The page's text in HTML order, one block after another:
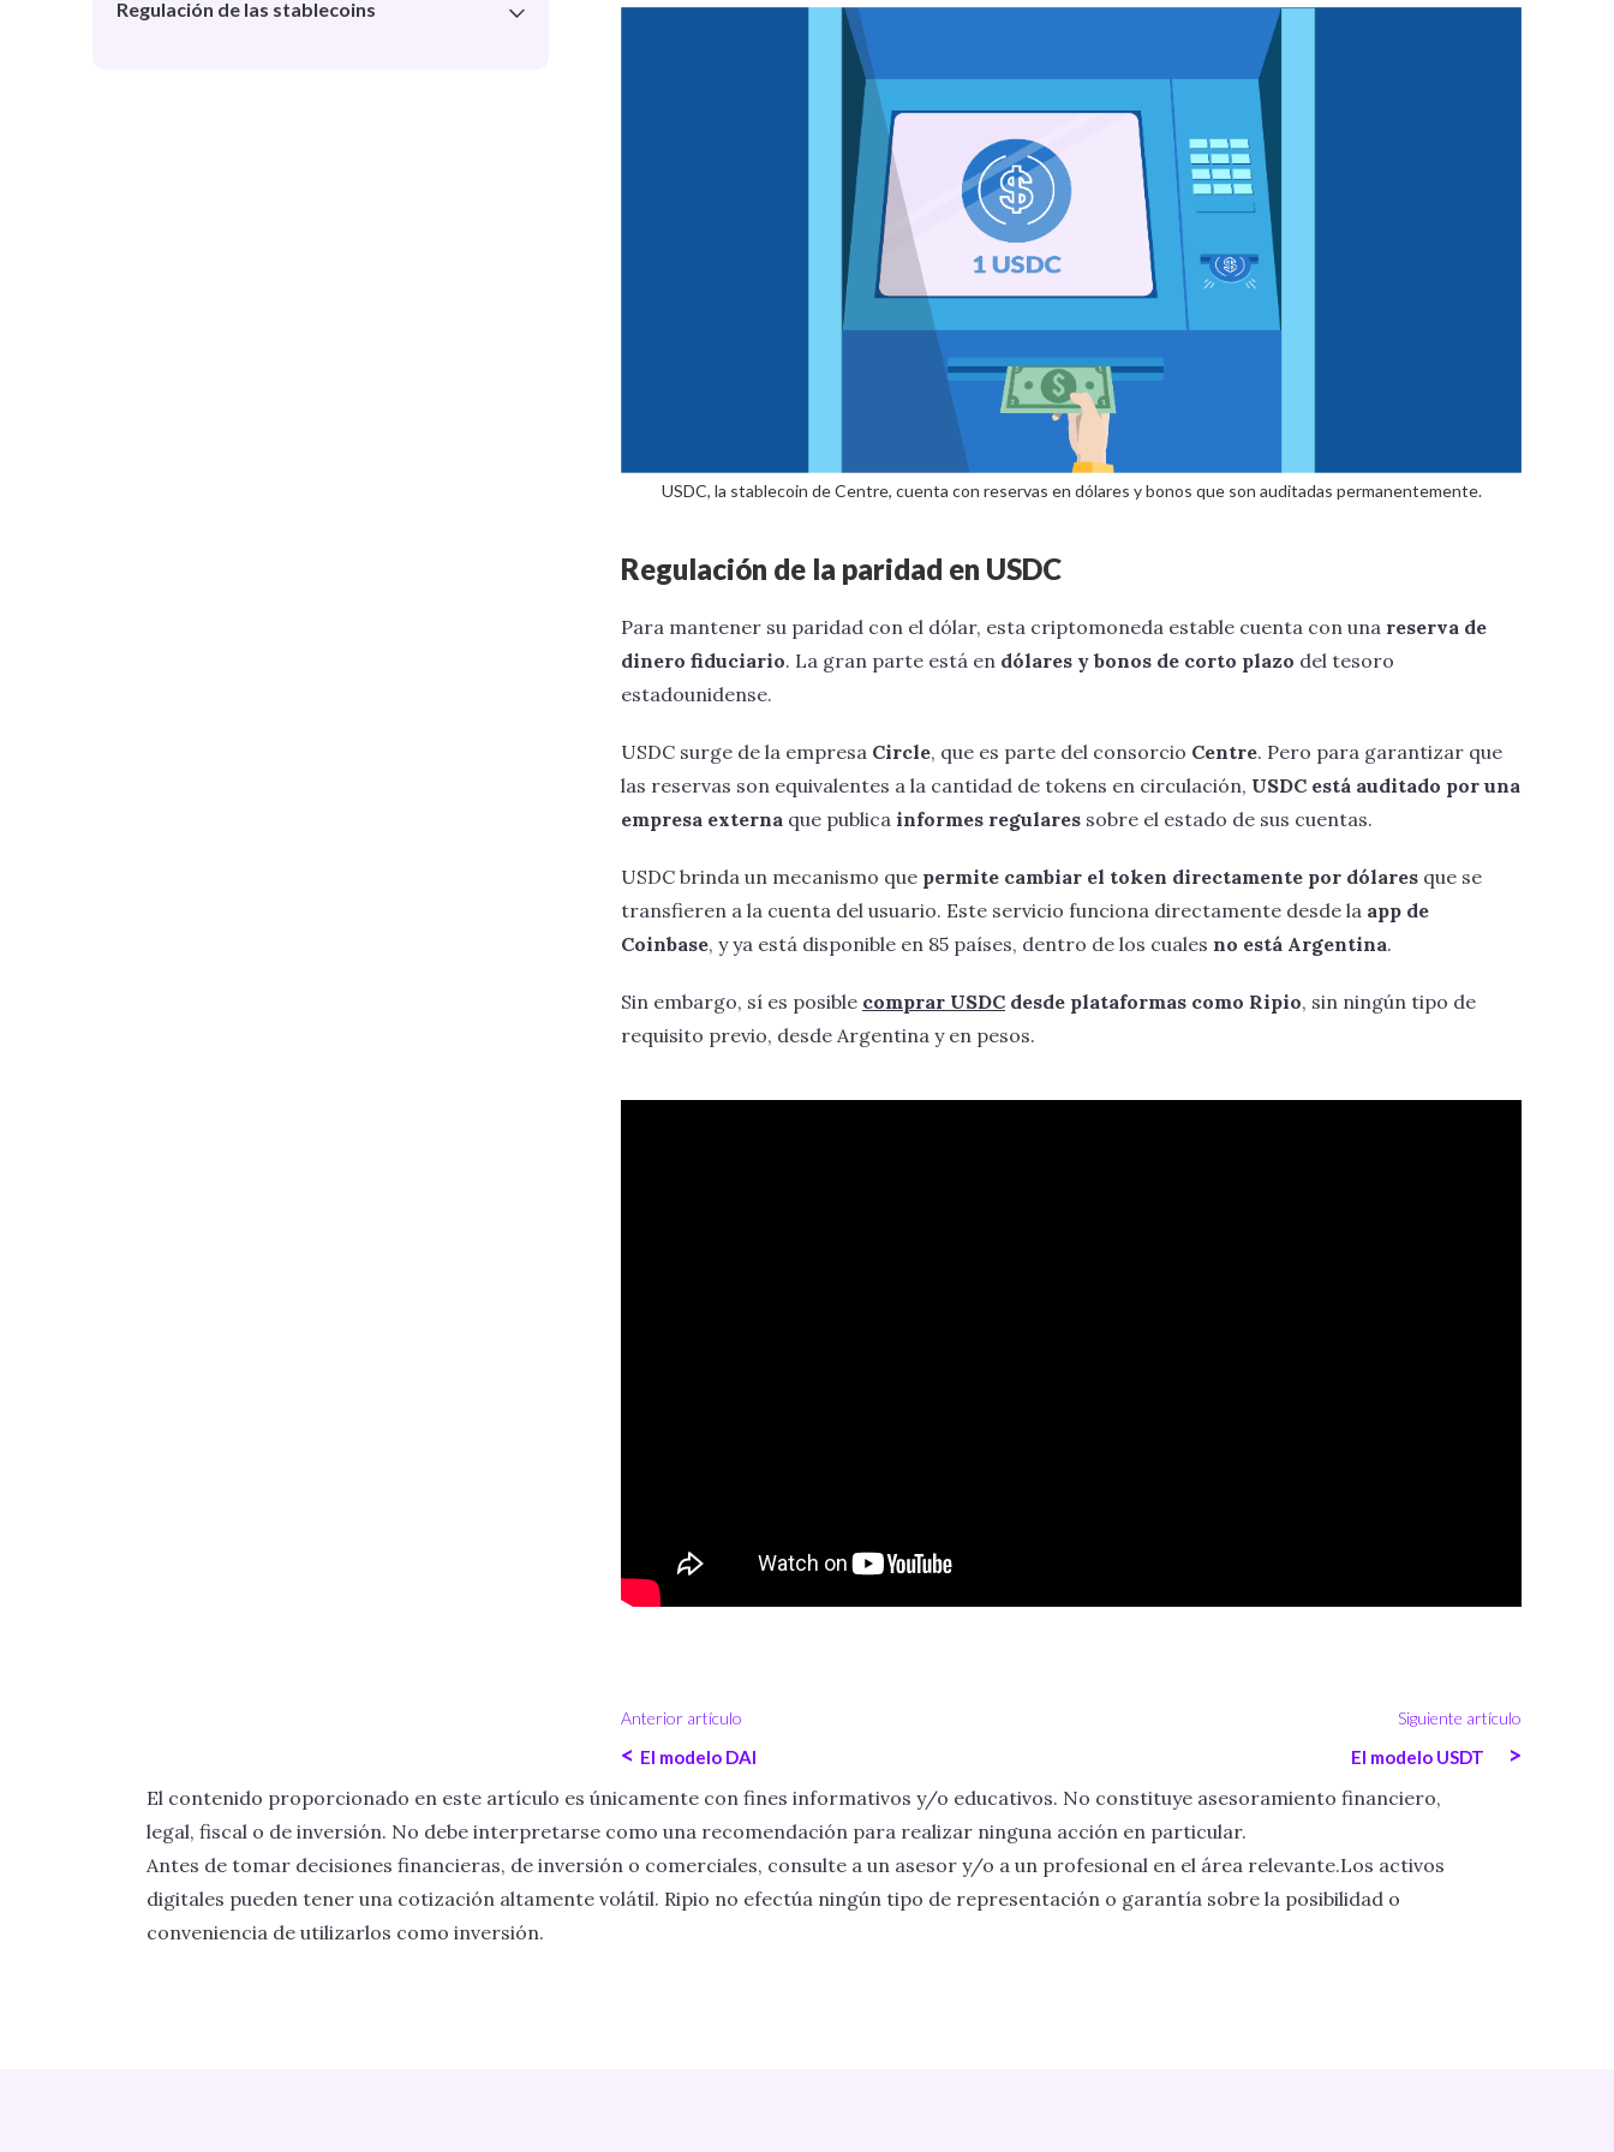
Regulación de las stablecoins
USDC, la stablecoin de Centre, cuenta con reservas en dólares y bonos que son auditadas permanentemente.
Regulación de la paridad en USDC
Para mantener su paridad con el dólar, esta criptomoneda estable cuenta con una reserva de
dinero fiduciario. La gran parte está en dólares y bonos de corto plazo del tesoro
estadounidense.
USDC surge de la empresa Circle, que es parte del consorcio Centre. Pero para garantizar que
las reservas son equivalentes a la cantidad de tokens en circulación, USDC está auditado por una
empresa externa que publica informes regulares sobre el estado de sus cuentas.
USDC brinda un mecanismo que permite cambiar el token directamente por dólares que se
transfieren a la cuenta del usuario. Este servicio funciona directamente desde la app de
Coinbase, y ya está disponible en 85 países, dentro de los cuales no está Argentina.
Sin embargo, sí es posible comprar USDC desde plataformas como Ripio, sin ningún tipo de
requisito previo, desde Argentina y en pesos.
Anterior artículo
< El modelo DAI
Siguiente artículo
El modelo USDT >
El contenido proporcionado en este artículo es únicamente con fines informativos y/o educativos. No constituye asesoramiento financiero,
legal, fiscal o de inversión. No debe interpretarse como una recomendación para realizar ninguna acción en particular.
Antes de tomar decisiones financieras, de inversión o comerciales, consulte a un asesor y/o a un profesional en el área relevante.Los activos
digitales pueden tener una cotización altamente volátil. Ripio no efectúa ningún tipo de representación o garantía sobre la posibilidad o
conveniencia de utilizarlos como inversión.